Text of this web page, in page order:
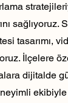
sağlıyoruz.
İlçelere
dijitalde